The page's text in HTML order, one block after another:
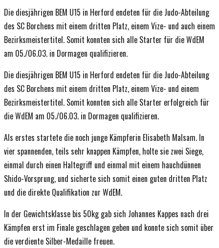
Die diesjährigen BEM U15 in Herford endeten für die Judo-Abteilung
des SC Borchens mit einem dritten Platz, einem Vize- und auch einem
Bezirksmeistertitel. Somit konnten sich alle Starter für die WdEM
am 05./06.03. in Dormagen qualifizieren.
Die diesjährigen BEM U15 in Herford endeten für die Judo-Abteilung
des SC Borchens mit einem dritten Platz, einem Vize- und einem
Bezirksmeistertitel. Somit konnten sich alle Starter erfolgreich für
die WdEM am 05./06.03. in Dormagen qualifizieren.
Als erstes startete die noch junge Kämpferin Elisabeth Malsam. In
vier spannenden, teils sehr knappen Kämpfen, holte sie zwei Siege,
einmal durch einen Haltegriff und einmal mit einem hauchdünnen
Shido-Vorsprung, und sicherte sich somit einen guten dritten Platz
und die direkte Qualifikation zur WdEM.
In der Gewichtsklasse bis 50kg gab sich Johannes Kappes nach drei
Kämpfen erst im Finale geschlagen geben und konnte sich somit über
die verdiente Silber-Medaille freuen.